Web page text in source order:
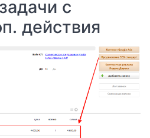
с
действия